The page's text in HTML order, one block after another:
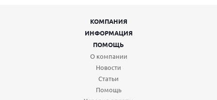
КОМПАНИЯ
ИНФОРМАЦИЯ
ПОМОЩЬ
О компании
Новости
Статьи
Помощь